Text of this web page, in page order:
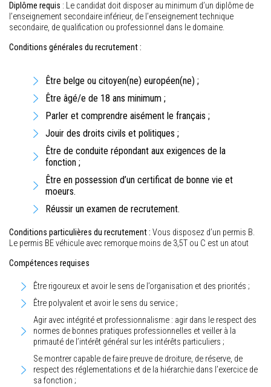
Diplôme requis : Le candidat doit disposer au minimum d’un diplôme de
l’enseignement secondaire inférieur, de l’enseignement technique
secondaire, de qualification ou professionnel dans le domaine.
Conditions générales du recrutement :
Être belge ou citoyen(ne) européen(ne) ;
Être âgé/e de 18 ans minimum ;
Parler et comprendre aisément le français ;
Jouir des droits civils et politiques ;
Être de conduite répondant aux exigences de la
fonction ;
Être en possession d’un certificat de bonne vie et
moeurs.
Réussir un examen de recrutement.
Conditions particulières du recrutement : Vous disposez d’un permis B.
Le permis BE véhicule avec remorque moins de 3,5T ou C est un atout
Compétences requises
Être rigoureux et avoir le sens de l’organisation et des priorités ;
Être polyvalent et avoir le sens du service ;
Agir avec intégrité et professionnalisme : agir dans le respect des
normes de bonnes pratiques professionnelles et veiller à la
primauté de l’intérêt général sur les intérêts particuliers ;
Se montrer capable de faire preuve de droiture, de réserve, de
respect des réglementations et de la hiérarchie dans l’exercice de
sa fonction ;